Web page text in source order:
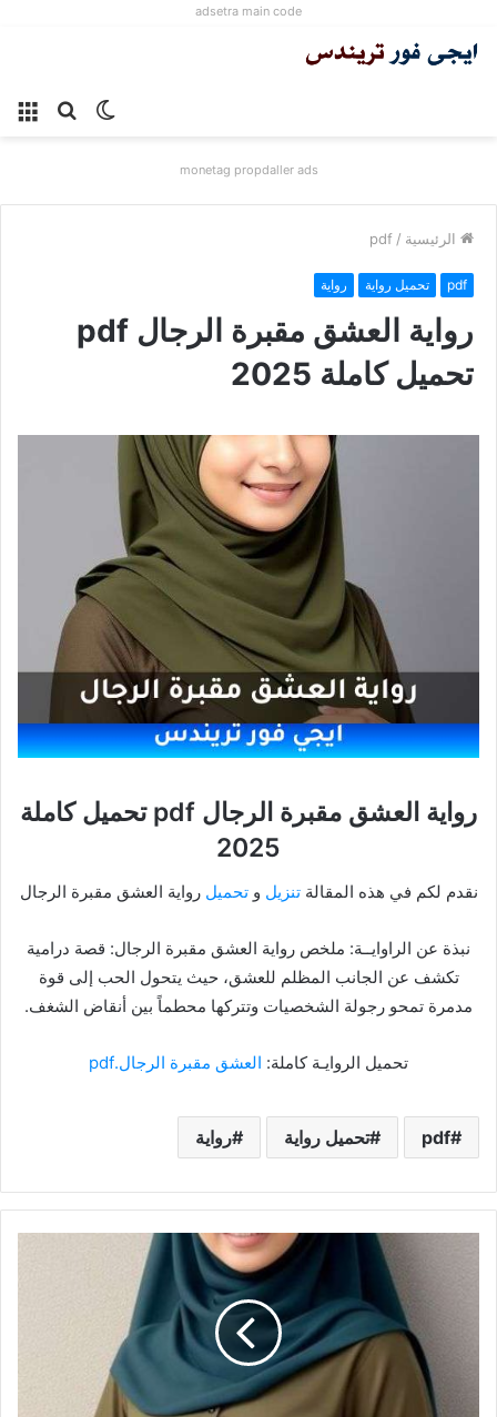
adsetra main code
بحث الوضع
monetag propdaller ads
الرئيسية /
pdf
pdf تحميل رواية رواية
رواية العشق مقبرة الرجال pdf
تحميل كاملة 2025
رواية العشق مقبرة الرجال pdf تحميل كاملة
2025
نقدم لكم في هذه المقالةتنزيل وتحميل رواية العشق مقبرة الرجال
نبذة عن الراوايــة: ملخص رواية العشق مقبرة الرجال: قصة درامية
تكشف عن الجانب المظلم للعشق، حيث يتحول الحب إلى قوة
مدمرة تمحو رجولة الشخصيات وتتركها محطماً بين أنقاض الشغف.
تحميل الروايـة كاملة: العشق مقبرة الرجال.pdf
pdf تحميل رواية رواية